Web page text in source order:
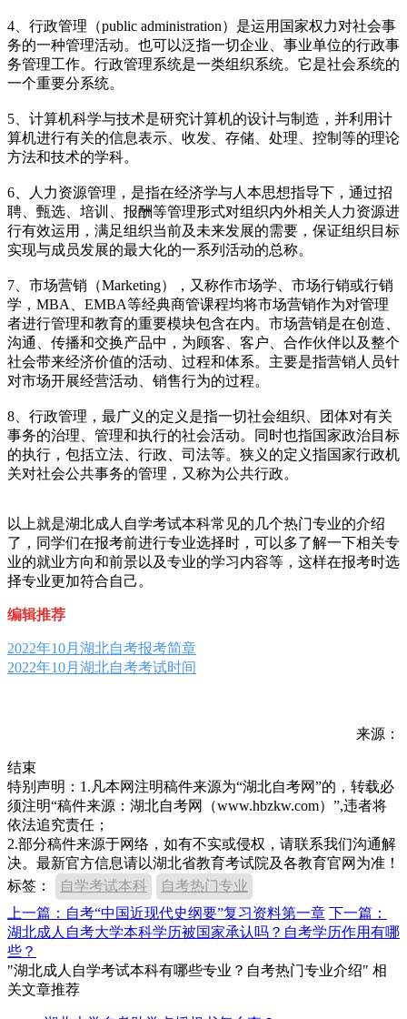
4、行政管理（public administration）是运用国家权力对社会事
务的一种管理活动。也可以泛指一切企业、事业单位的行政事
务管理工作。行政管理系统是一类组织系统。它是社会系统的
一个重要分系统。
5、计算机科学与技术是研究计算机的设计与制造，并利用计
算机进行有关的信息表示、收发、存储、处理、控制等的理论
方法和技术的学科。
6、人力资源管理，是指在经济学与人本思想指导下，通过招
聘、甄选、培训、报酬等管理形式对组织内外相关人力资源进
行有效运用，满足组织当前及未来发展的需要，保证组织目标
实现与成员发展的最大化的一系列活动的总称。
7、市场营销（Marketing），又称作市场学、市场行销或行销
学，MBA、EMBA等经典商管课程均将市场营销作为对管理
者进行管理和教育的重要模块包含在内。市场营销是在创造、
沟通、传播和交换产品中，为顾客、客户、合作伙伴以及整个
社会带来经济价值的活动、过程和体系。主要是指营销人员针
对市场开展经营活动、销售行为的过程。
8、行政管理，最广义的定义是指一切社会组织、团体对有关
事务的治理、管理和执行的社会活动。同时也指国家政治目标
的执行，包括立法、行政、司法等。狭义的定义指国家行政机
关对社会公共事务的管理，又称为公共行政。
以上就是湖北成人自学考试本科常见的几个热门专业的介绍
了，同学们在报考前进行专业选择时，可以多了解一下相关专
业的就业方向和前景以及专业的学习内容等，这样在报考时选
择专业更加符合自己。
编辑推荐
2022年10月湖北自考报考简章
2022年10月湖北自考考试时间
来源：
结束
特别声明：1.凡本网注明稿件来源为“湖北自考网”的，转载必
须注明“稿件来源：湖北自考网（www.hbzkw.com）”,违者将
依法追究责任；
2.部分稿件来源于网络，如有不实或侵权，请联系我们沟通解
决。最新官方信息请以湖北省教育考试院及各教育官网为准！
标签：
自学考试本科
自考热门专业
上一篇：自考“中国近现代史纲要”复习资料第一章 下一篇：
湖北成人自考大学本科学历被国家承认吗？自考学历作用有哪
些？
"湖北成人自学考试本科有哪些专业？自考热门专业介绍" 相
关文章推荐